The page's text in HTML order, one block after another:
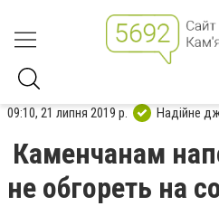
09:10, 21 липня 2019 р. Надійне
Каменчанам
не обгореть на